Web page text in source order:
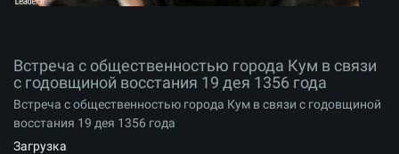
Встреча с общественностью города Кум в связи
с годовщиной восстания 19 дея 1356 года
Встреча с общественностью города Кум в связи с годовщиной
восстания 19 дея 1356 года
Загрузка